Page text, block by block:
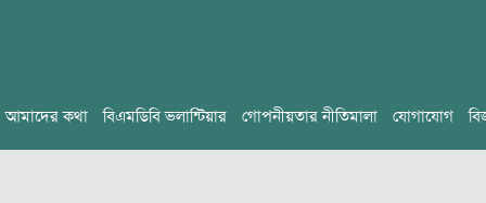
আমাদের কথা বিএমডিবি ভলান্টিয়ার গোপনীয়তার নীতিমালা যোগাযোগ